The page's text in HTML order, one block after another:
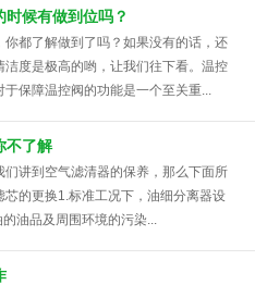
候有做到位吗？
都了解做到了吗？如果没有的话，还
度是极高的哟，让我们往下看。温控
保障温控阀的功能是一个至关重...
不了解
讲到空气滤清器的保养，那么下面所
的更换1.标准工况下，油细分离器设
油品及周围环境的污染...